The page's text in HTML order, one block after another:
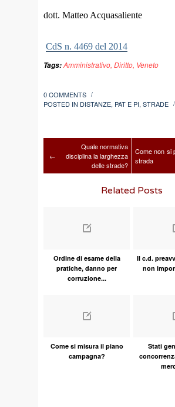
dott. Matteo Acquasaliente
CdS n. 4469 del 2014
Tags:Amministrativo, Diritto, Veneto
0 COMMENTS /
POSTED IN DISTANZE, PAT E PI, STRADE /
←
Quale normativa
disciplina la larghezza
delle strade?
Come non si
strada
Related Posts
Ordine di esame della
pratiche, danno per
corruzione...
Il c.d.
non
Come si misura il piano
campagna?
Stati